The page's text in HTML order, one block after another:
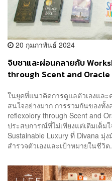
20 กุมภาพันธ์ 2024
จิบชาและผ่อนคลายกับ
through Scent and
ในยุคที่แนวคิดการดูแลตัวเองและ
สนใจอย่างมาก การรวมกันของทั้ง
reflexolory through Scent and
ประสบการณ์ที่ไม่เพียงแต่เติมเต็ม
Sustainable Luxury ที่ Divana มุ่
สำรวจตัวเองและเป้าหมายในชีวิต